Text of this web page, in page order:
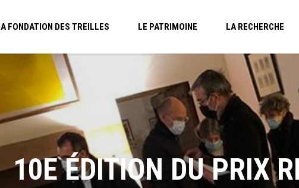
FONDATION DES TREILLES LE PATRIMOINE LA RECHERCHE
10E ÉDITION DU PRIX